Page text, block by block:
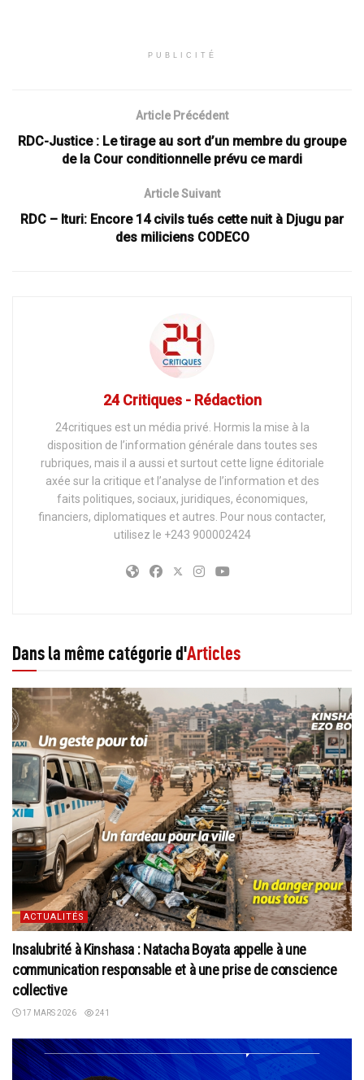
PUBLICITÉ
Article Précédent
RDC-Justice : Le tirage au sort d’un membre du groupe
de la Cour conditionnelle prévu ce mardi
Article Suivant
RDC – Ituri: Encore 14 civils tués cette nuit à Djugu par
des miliciens CODECO
24 Critiques - Rédaction
24critiques est un média privé. Hormis la mise à la
disposition de l’information générale dans toutes ses
rubriques, mais il a aussi et surtout cette ligne éditoriale
axée sur la critique et l’analyse de l’information et des
faits politiques, sociaux, juridiques, économiques,
financiers, diplomatiques et autres. Pour nous contacter,
utilisez le +243 900002424
Dans la même catégorie d'Articles
ACTUALITÉS
Insalubrité à Kinshasa : Natacha Boyata appelle à une
communication responsable et à une prise de conscience
collective
17 MARS 2026 241